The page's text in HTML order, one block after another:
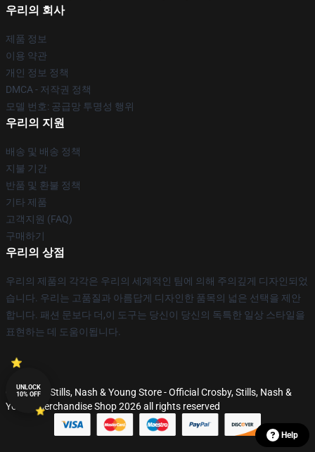
우리의 회사
제품 정보
이용 약관
개인 정보 정책
DMCA - 저작권 정책
모델 번호: 공급망 투명성 행위
우리의 지원
배송 및 배송 정책
지불 기간
반품 및 환불 정책
기타 제품
고객지원 (FAQ)
구매하기
우리의 상점
우리의 제품의 각각은 우리의 세계적인 팀에 의해 주의깊게 디자인되었
습니다. 우리는 고품질과 아름답게 디자인한 품목의 넓은 선택을 제안
합니다. 패션 문보다 더,이 도구는 당신이 당신의 독특한 일상 스타일을
표현하는 데 도움이됩니다.
© Crosby, Stills, Nash & Young Store - Official Crosby, Stills, Nash &
Young Merchandise Shop 2026 all rights reserved
Help
UNLOCK
10% OFF